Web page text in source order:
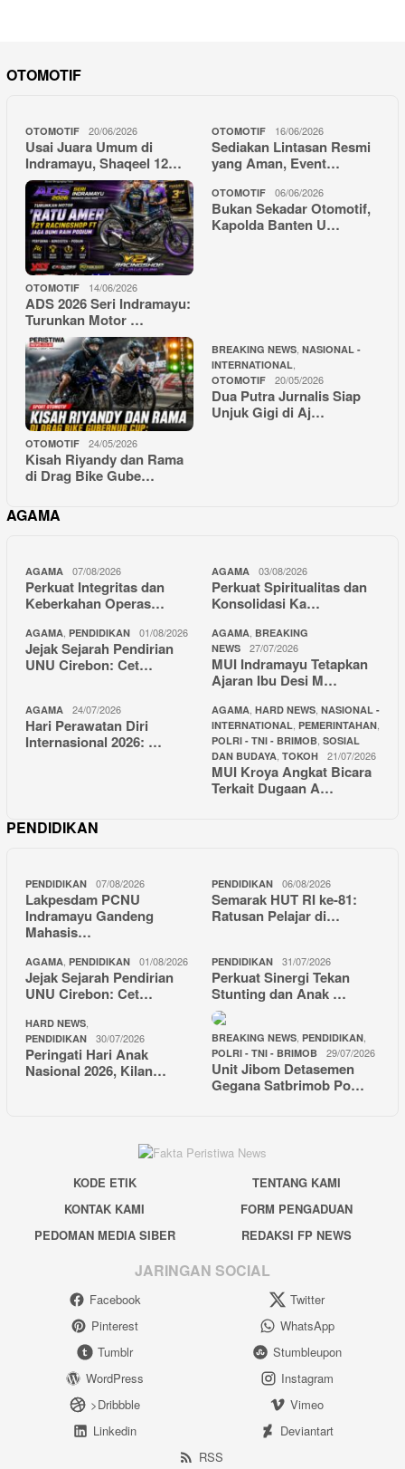
OTOMOTIF
OTOMOTIF 20/06/2026
Usai Juara Umum di
Indramayu, Shaqeel 12…
OTOMOTIF 16/06/2026
Sediakan Lintasan Resmi
yang Aman, Event…
OTOMOTIF 14/06/2026
ADS 2026 Seri Indramayu:
Turunkan Motor …
OTOMOTIF 06/06/2026
Bukan Sekadar Otomotif,
Kapolda Banten U…
OTOMOTIF 24/05/2026
Kisah Riyandy dan Rama
di Drag Bike Gube…
BREAKING NEWS NASIONAL -
INTERNATIONAL
OTOMOTIF 20/05/2026
Dua Putra Jurnalis Siap
Unjuk Gigi di Aj…
AGAMA
AGAMA 07/08/2026
Perkuat Integritas dan
Keberkahan Operas…
AGAMA 03/08/2026
Perkuat Spiritualitas dan
Konsolidasi Ka…
AGAMA PENDIDIKAN 01/08/2026
Jejak Sejarah Pendirian
UNU Cirebon: Cet…
AGAMA BREAKING
NEWS
27/07/2026
MUI Indramayu Tetapkan
Ajaran Ibu Desi M…
AGAMA 24/07/2026
Hari Perawatan Diri
Internasional 2026: …
AGAMA HARD NEWS NASIONAL -
INTERNATIONAL PEMERINTAHAN
POLRI - TNI - BRIMOB SOSIAL
DAN BUDAYA TOKOH 21/07/2026
MUI Kroya Angkat Bicara
Terkait Dugaan A…
PENDIDIKAN
PENDIDIKAN 07/08/2026
Lakpesdam PCNU
Indramayu Gandeng
Mahasis…
PENDIDIKAN 06/08/2026
Semarak HUT RI ke-81:
Ratusan Pelajar di…
AGAMA PENDIDIKAN 01/08/2026
Jejak Sejarah Pendirian
UNU Cirebon: Cet…
PENDIDIKAN 31/07/2026
Perkuat Sinergi Tekan
Stunting dan Anak …
HARD NEWS
PENDIDIKAN 30/07/2026
Peringati Hari Anak
Nasional 2026, Kilan…
BREAKING NEWS PENDIDIKAN
POLRI - TNI - BRIMOB 29/07/2026
Unit Jibom Detasemen
Gegana Satbrimob Po…
KODE ETIK
TENTANG KAMI
KONTAK KAMI
FORM PENGADUAN
PEDOMAN MEDIA SIBER
REDAKSI FP NEWS
JARINGAN SOCIAL
Facebook
Twitter
Pinterest
WhatsApp
Tumblr
Stumbleupon
WordPress
Instagram
>Dribbble
Vimeo
Linkedin
Deviantart
RSS